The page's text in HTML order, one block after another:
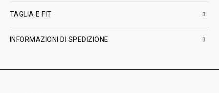
TAGLIA E FIT
INFORMAZIONI DI SPEDIZIONE